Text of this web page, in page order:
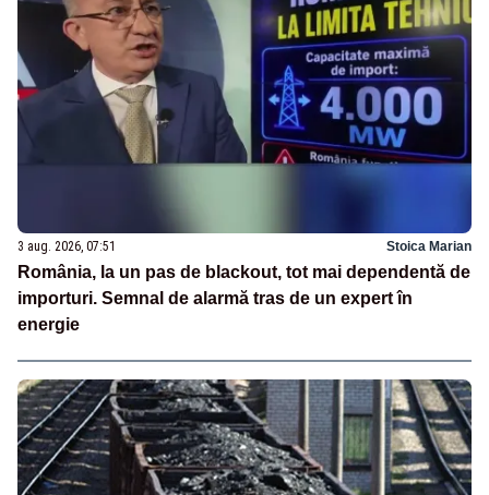
3 aug. 2026, 07:51 Stoica Marian
România, la un pas de blackout, tot mai dependentă de
importuri. Semnal de alarmă tras de un expert în
energie